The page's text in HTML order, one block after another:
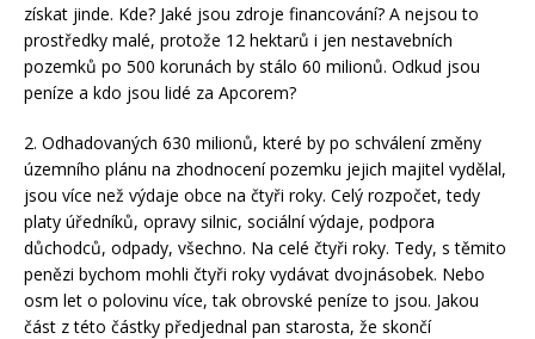
získat jinde. Kde? Jaké jsou zdroje financování? A nejsou to
prostředky malé, protože 12 hektarů i jen nestavebních
pozemků po 500 korunách by stálo 60 milionů. Odkud jsou
peníze a kdo jsou lidé za Apcorem?
2. Odhadovaných 630 milionů, které by po schválení změny
územního plánu na zhodnocení pozemku jejich majitel vydělal,
jsou více než výdaje obce na čtyři roky. Celý rozpočet, tedy
platy úředníků, opravy silnic, sociální výdaje, podpora
důchodců, odpady, všechno. Na celé čtyři roky. Tedy, s těmito
penězi bychom mohli čtyři roky vydávat dvojnásobek. Nebo
osm let o polovinu více, tak obrovské peníze to jsou. Jakou
část z této částky předjednal pan starosta, že skončí